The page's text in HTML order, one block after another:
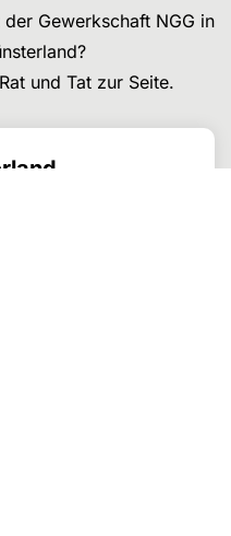
Gewerkschaft NGG in
und Tat zur Seite.